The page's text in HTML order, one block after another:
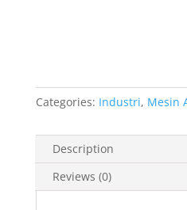
Categories: Industri, Mesin
Description
Reviews (0)